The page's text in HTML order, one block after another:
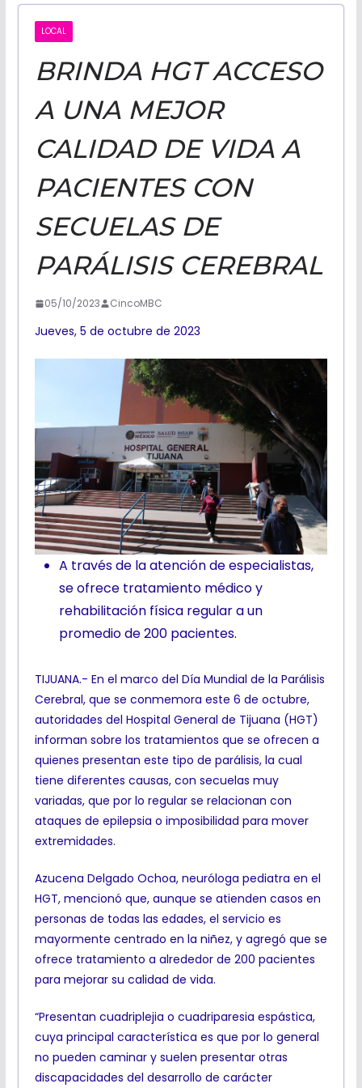
NOTICIAS
LOCAL
BRINDA HGT ACCESO
A UNA MEJOR
CALIDAD DE VIDA A
PACIENTES CON
SECUELAS DE
PARÁLISIS CEREBRAL
05/10/2023 CincoMBC
Jueves, 5 de octubre de 2023
A través de la atención de especialistas,
se ofrece tratamiento médico y
rehabilitación física regular a un
promedio de 200 pacientes.
TIJUANA.- En el marco del Día Mundial de la Parálisis
Cerebral, que se conmemora este 6 de octubre,
autoridades del Hospital General de Tijuana (HGT)
informan sobre los tratamientos que se ofrecen a
quienes presentan este tipo de parálisis, la cual
tiene diferentes causas, con secuelas muy
variadas, que por lo regular se relacionan con
ataques de epilepsia o imposibilidad para mover
extremidades.
Azucena Delgado Ochoa, neuróloga pediatra en el
HGT, mencionó que, aunque se atienden casos en
personas de todas las edades, el servicio es
mayormente centrado en la niñez, y agregó que se
ofrece tratamiento a alrededor de 200 pacientes
para mejorar su calidad de vida.
“Presentan cuadriplejia o cuadriparesia espástica,
cuya principal característica es que por lo general
no pueden caminar y suelen presentar otras
discapacidades del desarrollo de carácter